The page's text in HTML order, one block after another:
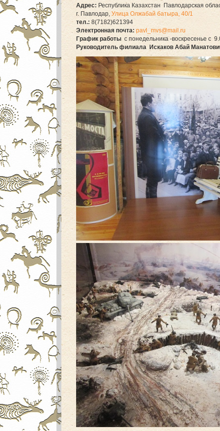
Адрес: Республика Казахстан Павлодарская
г. Павлодар, ​ Улица Олжабай батыра, 40/1
тел.: 8(7182)621394
Электронная почта: pavl_mvs@mail.ru
График работы с понедельника -воскресенье с
Руководитель филиала Искаков Абай